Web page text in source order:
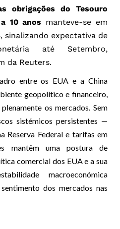
obrigações do Tesouro
10 anos manteve-se em
, sinalizando expectativa de
até Setembro,
da Reuters.
entre os EUA e a China
geopolítico e financeiro,
os mercados. Sem
sistémicos persistentes —
Reserva Federal e tarifas em
mantêm uma postura de
comercial dos EUA e a sua
macroeconómica
dos mercados nas